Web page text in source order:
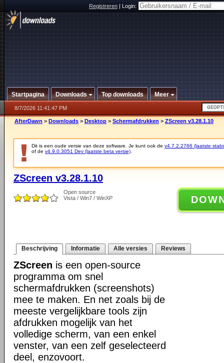
Registreren|Login:
Startpagina Downloads Top downloads Meer
8/7/2026 11:41:47 PM
AfterDawn > Downloads > Desktop > Schermafdrukken > ZScreen v3.28.1.10
Dit is een oude versie van deze software. Je kunt ook de v4.7.2.2766 (laatste
of de v4.9.0.3051 Dev (laatste beta versie)
ZScreen v3.28.1.10
Open source
Vista / Win7 / WinXP
Beschrijving Informatie Alle versies Reviews
ZScreen is een open-source
programma om snel
schermafdrukken (screenshots)
mee te maken. En net zoals bij de
meeste vergelijkbare tools zijn
afdrukken mogelijk van het
volledige scherm, van een enkel
venster, van een zelf geselecteerd
deel, enzovoort.